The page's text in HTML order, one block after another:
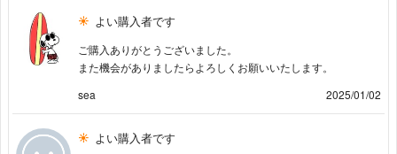
よい購入者です
ご購入ありがとうございました。
また機会がありましたらよろしくお願いいたします。
sea
2025/01/02
よい購入者です